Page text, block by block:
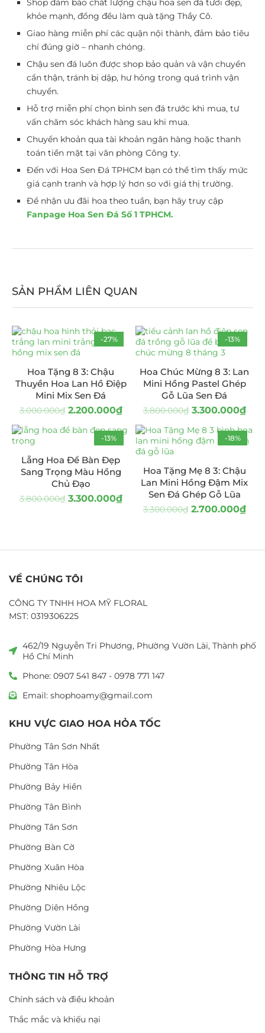
khỏe mạnh, đồng đều làm quà tặng Thầy Cô.
Giao hàng miễn phí các quận nội thành, đảm bảo tiêu
chí đúng giờ – nhanh chóng.
Chậu sen đá luôn được shop bảo quản và vận chuyển
cẩn thận, tránh bị dập, hư hỏng trong quá trình vận
chuyển.
Hỗ trợ miễn phí chọn bình sen đá trước khi mua, tư
vấn chăm sóc khách hàng sau khi mua.
Chuyển khoản qua tài khoản ngân hàng hoặc thanh
toán tiền mặt tại văn phòng Công ty.
Đến với Hoa Sen Đá TPHCM bạn có thể tìm thấy mức
giá cạnh tranh và hợp lý hơn so với giá thị trường.
Để nhận ưu đãi hoa theo tuần, bạn hãy truy cập
Fanpage Hoa Sen Đá Số 1 TPHCM.
SẢN PHẨM LIÊN QUAN
-27%
Hoa Tặng 8 3: Chậu
Thuyền Hoa Lan Hồ Điệp
Mini Mix Sen Đá
3.000.000₫ 2.200.000₫
-13%
Hoa Chúc Mừng 8 3: Lan
Mini Hồng Pastel Ghép
Gỗ Lũa Sen Đá
3.800.000₫ 3.300.000₫
-13%
HOT
Lẵng Hoa Để Bàn Đẹp
Sang Trọng Màu Hồng
Chủ Đạo
3.800.000₫ 3.300.000₫
-18%
Hoa Tặng Mẹ 8 3: Chậu
Lan Mini Hồng Đậm Mix
Sen Đá Ghép Gỗ Lũa
3.300.000₫ 2.700.000₫
VỀ CHÚNG TÔI
CÔNG TY TNHH HOA MỸ FLORAL
MST: 0319306225
462/19 Nguyễn Tri Phương, Phường Vườn Lài, Thành phố
Hồ Chí Minh
Phone: 0907 541 847 - 0978 771 147
Email: shophoamy@gmail.com
KHU VỰC GIAO HOA HỎA TỐC
Phường Tân Sơn Nhất
Phường Tân Hòa
Phường Bảy Hiền
Phường Tân Bình
Phường Tân Sơn
Phường Bàn Cờ
Phường Xuân Hòa
Phường Nhiêu Lộc
Phường Diên Hồng
Phường Vườn Lài
Phường Hòa Hưng
THÔNG TIN HỖ TRỢ
Chính sách và điều khoản
Thắc mắc và khiếu nại